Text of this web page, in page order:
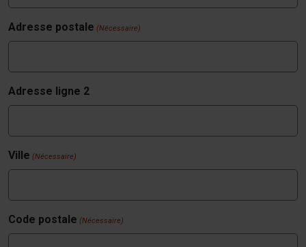
Adresse postale (Nécessaire)
Adresse ligne 2
Ville (Nécessaire)
Code postale (Nécessaire)